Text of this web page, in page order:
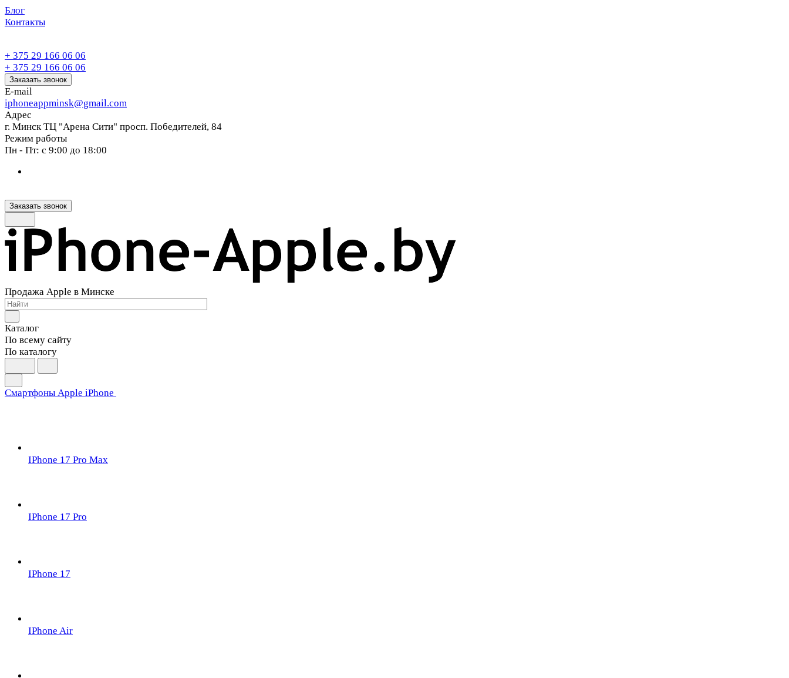
Блог
Контакты
+ 375 29 166 06 06
+ 375 29 166 06 06
Заказать звонок
E-mail
iphoneappminsk@gmail.com
Адрес
г. Минск ТЦ "Арена Сити" просп. Победителей, 84
Режим работы
Пн - Пт: с 9:00 до 18:00
Заказать звонок
Продажа Apple в Минске
Каталог
По всему сайту
По каталогу
Смартфоны Apple iPhone
IPhone 17 Pro Max
IPhone 17 Pro
IPhone 17
IPhone Air